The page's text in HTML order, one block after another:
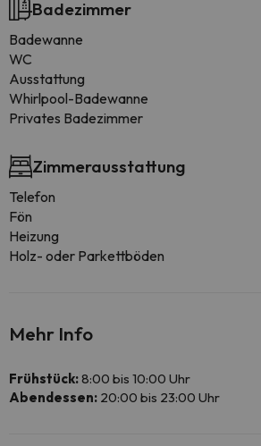
Badezimmer
Badewanne
WC
Ausstattung
Whirlpool-Badewanne
Privates Badezimmer
Zimmerausstattung
Telefon
Fön
Heizung
Holz- oder Parkettböden
Mehr Info
Frühstück:8:00 bis 10:00 Uhr
Abendessen: 20:00 bis 23:00 Uhr